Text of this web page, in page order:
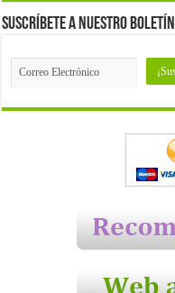
Suscríbete a nuestro Boletín